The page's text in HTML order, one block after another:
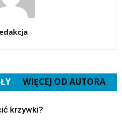
WIĘCEJ OD AUTORA
krzywki?